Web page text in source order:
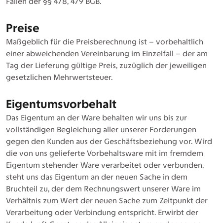
Preise
Maßgeblich für die Preisberechnung ist – vorbehaltlich
einer abweichenden Vereinbarung im Einzelfall – der am
Tag der Lieferung gültige Preis, zuzüglich der jeweiligen
gesetzlichen Mehrwertsteuer.
Eigentumsvorbehalt
Das Eigentum an der Ware behalten wir uns bis zur
vollständigen Begleichung aller unserer Forderungen
gegen den Kunden aus der Geschäftsbeziehung vor. Wird
die von uns gelieferte Vorbehaltsware mit im fremdem
Eigentum stehender Ware verarbeitet oder verbunden,
steht uns das Eigentum an der neuen Sache in dem
Bruchteil zu, der dem Rechnungswert unserer Ware im
Verhältnis zum Wert der neuen Sache zum Zeitpunkt der
Verarbeitung oder Verbindung entspricht. Erwirbt der